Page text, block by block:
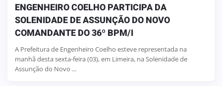
ENGENHEIRO COELHO PARTICIPA DA
SOLENIDADE DE ASSUNÇÃO DO NOVO
COMANDANTE DO 36º BPM/I
A Prefeitura de Engenheiro Coelho esteve representada na
manhã desta sexta-feira (03), em Limeira, na Solenidade de
Assunção do Novo ...